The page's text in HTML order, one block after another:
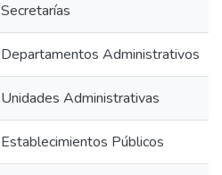
Secretarías
Departamentos Administrativos
Unidades Administrativas
Establecimientos Públicos